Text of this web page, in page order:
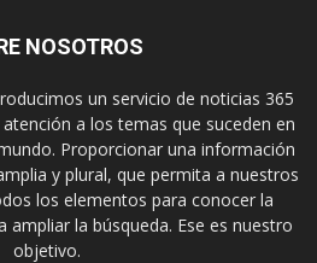
NOSOTROS
un servicio de noticias 365
a los temas que suceden en
Proporcionar una información
y plural, que permita a nuestros
los elementos para conocer la
ampliar la búsqueda. Ese es nuestro
objetivo.